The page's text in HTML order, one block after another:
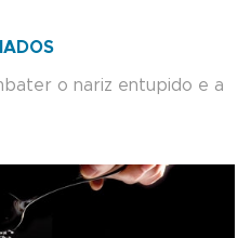
o nariz entupido e a